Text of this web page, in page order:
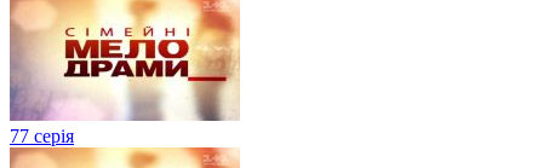
77 серія